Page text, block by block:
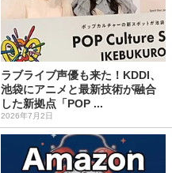
ラブライブ声優も来た！KDDI、
池袋にアニメと最新技術が融合
した新拠点「POP ...
2026年7月2日